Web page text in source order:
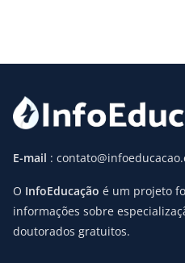
E-mail :
O InfoEducação é um projeto
informações sobre
doutorados gratuitos.